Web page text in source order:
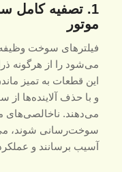
1. تصفیه کامل
موتور
فیلترهای سوخت وظیفه
می‌شود را از هرگونه
این قطعات به تمیز
و با حذف آلاینده‌ها
می‌دهند. ناخالصی‌های
سوخت‌رسانی شوند،
آسیب برسانند و